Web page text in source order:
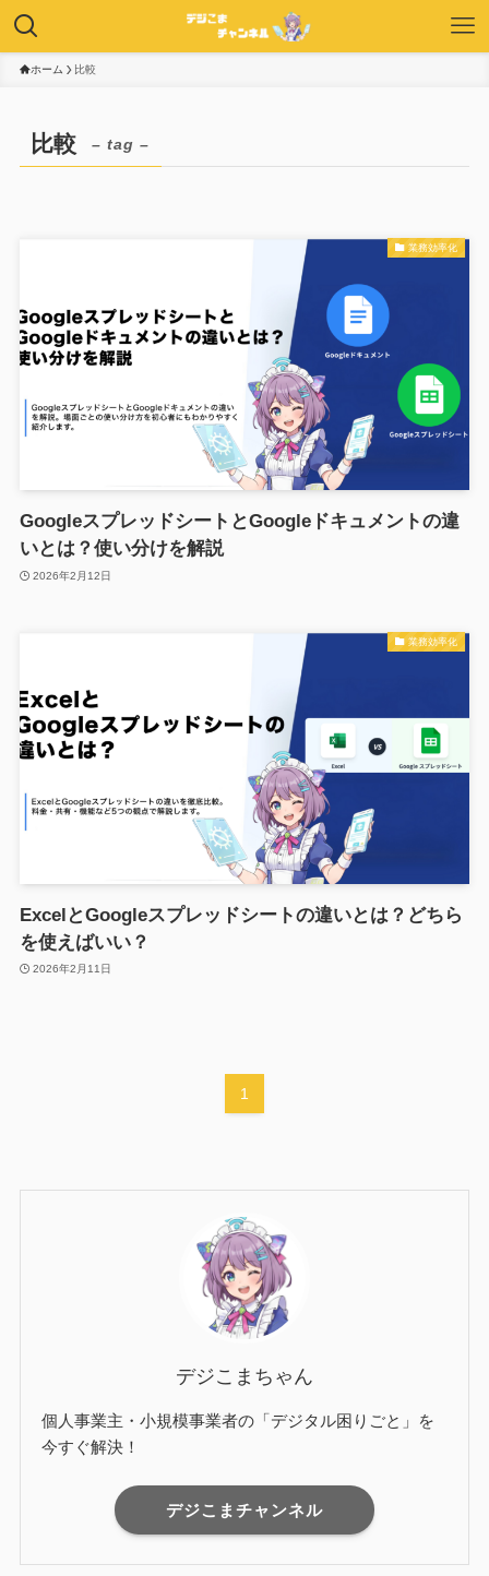
ホーム 比較
比較 – tag –
業務効率化
GoogleスプレッドシートとGoogleドキュメントの違
いとは？使い分けを解説
2026年2月12日
業務効率化
ExcelとGoogleスプレッドシートの違いとは？どちら
を使えばいい？
2026年2月11日
1
デジこまちゃん
個人事業主・小規模事業者の「デジタル困りごと」を
今すぐ解決！
デジこまチャンネル